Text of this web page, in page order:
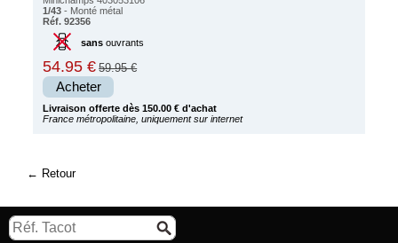
1/43 - Monté métal
Réf. 92356
sansouvrants
54.95 € 59.95 €
Acheter
Livraison offerte dès 150.00 € d'achat
France métropolitaine, uniquement sur internet
Retour